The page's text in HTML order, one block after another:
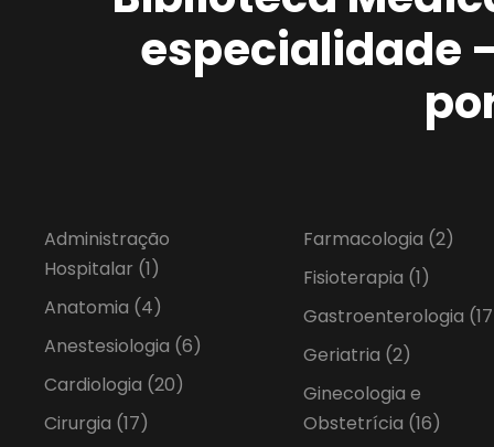
especialidade
Administração
Hospitalar (1)
Anatomia (4)
Anestesiologia (6)
Cardiologia (20)
Cirurgia (17)
Farmacologia (2)
Fisioterapia (1)
Gastroenterologia
Geriatria (2)
Ginecologia e
Obstetrícia (16)